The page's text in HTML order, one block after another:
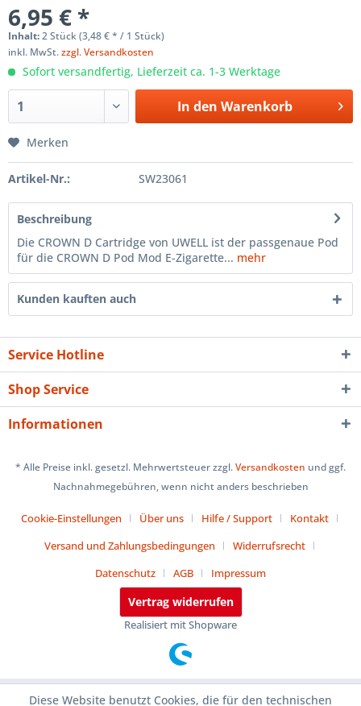
6,95 € *
Inhalt:2 Stück (3,48 € * / 1 Stück)
inkl. MwSt.zzgl. Versandkosten
Sofort versandfertig, Lieferzeit ca. 1-3 Werktage
In den Warenkorb
Merken
Artikel-Nr.: SW23061
Beschreibung
Die CROWN D Cartridge von UWELL ist der passgenaue Pod
für die CROWN D Pod Mod E-Zigarette... mehr
Kunden kauften auch
Service Hotline
Shop Service
Informationen
* Alle Preise inkl. gesetzl. Mehrwertsteuer zzgl.Versandkosten und ggf.
Nachnahmegebühren, wenn nicht anders beschrieben
Cookie-Einstellungen Über uns Hilfe / Support
Kontakt
Versand und Zahlungsbedingungen
Widerrufsrecht
Datenschutz
AGB Impressum
Vertrag widerrufen
Realisiert mit Shopware
Diese Website benutzt Cookies, die für den technischen